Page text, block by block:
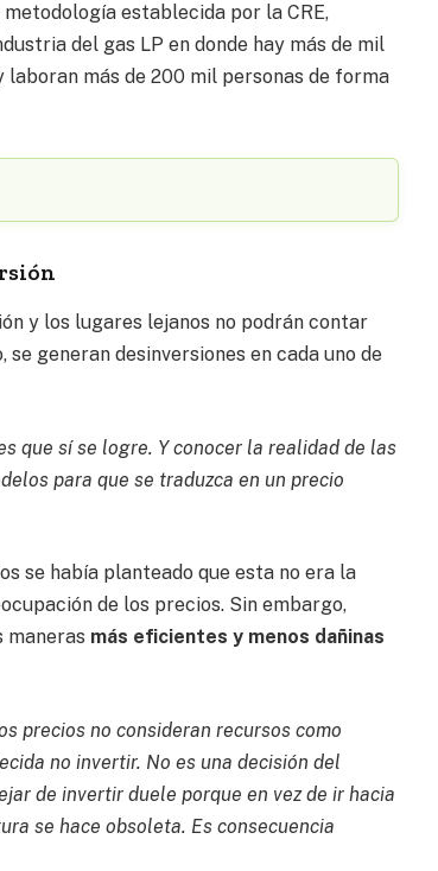
establecida por la CRE,
del gas LP en donde hay más de mil
más de 200 mil personas de forma
y los lugares lejanos no podrán contar
generan desinversiones en cada uno de
que sí se logre. Y conocer la realidad de las
para que se traduzca en un precio
se había planteado que esta no era la
de los precios. Sin embargo,
maneras más eficientes y menos dañinas
precios no consideran recursos como
no invertir. No es una decisión del
de invertir duele porque en vez de ir hacia
se hace obsoleta. Es consecuencia